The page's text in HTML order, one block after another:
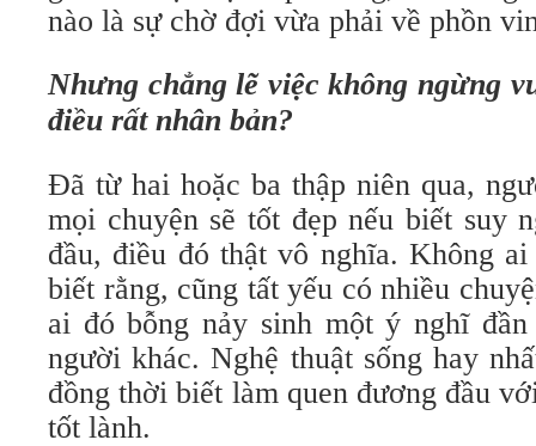
nào là sự chờ đợi vừa phải về phồn
Nhưng chẳng lẽ việc không ngừng
điều rất nhân bản?
Đã từ hai hoặc ba thập niên qua,
mọi chuyện sẽ tốt đẹp nếu biết suy
đầu, điều đó thật vô nghĩa. Không
biết rằng, cũng tất yếu có nhiều
ai đó bỗng nảy sinh một ý nghĩ
người khác. Nghệ thuật sống hay
đồng thời biết làm quen đương đầu
tốt lành.